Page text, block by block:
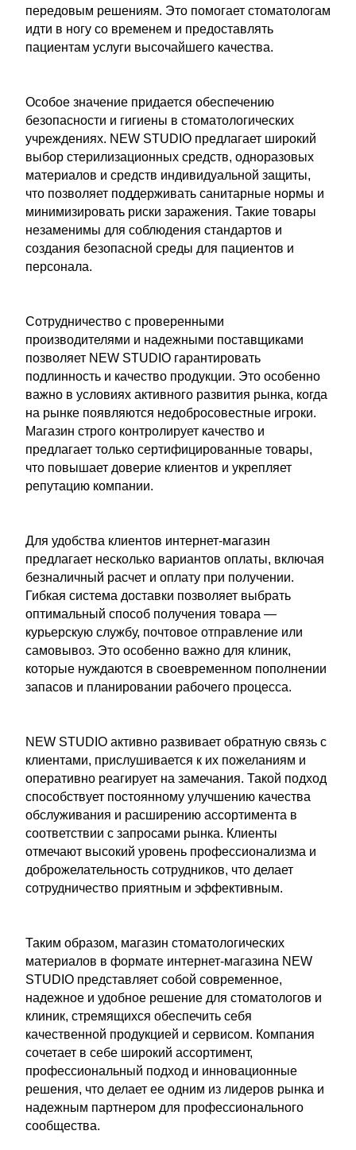
передовым решениям. Это помогает стоматологам
идти в ногу со временем и предоставлять
пациентам услуги высочайшего качества.
Особое значение придается обеспечению
безопасности и гигиены в стоматологических
учреждениях. NEW STUDIO предлагает широкий
выбор стерилизационных средств, одноразовых
материалов и средств индивидуальной защиты,
что позволяет поддерживать санитарные нормы и
минимизировать риски заражения. Такие товары
незаменимы для соблюдения стандартов и
создания безопасной среды для пациентов и
персонала.
Сотрудничество с проверенными
производителями и надежными поставщиками
позволяет NEW STUDIO гарантировать
подлинность и качество продукции. Это особенно
важно в условиях активного развития рынка, когда
на рынке появляются недобросовестные игроки.
Магазин строго контролирует качество и
предлагает только сертифицированные товары,
что повышает доверие клиентов и укрепляет
репутацию компании.
Для удобства клиентов интернет-магазин
предлагает несколько вариантов оплаты, включая
безналичный расчет и оплату при получении.
Гибкая система доставки позволяет выбрать
оптимальный способ получения товара —
курьерскую службу, почтовое отправление или
самовывоз. Это особенно важно для клиник,
которые нуждаются в своевременном пополнении
запасов и планировании рабочего процесса.
NEW STUDIO активно развивает обратную связь с
клиентами, прислушивается к их пожеланиям и
оперативно реагирует на замечания. Такой подход
способствует постоянному улучшению качества
обслуживания и расширению ассортимента в
соответствии с запросами рынка. Клиенты
отмечают высокий уровень профессионализма и
доброжелательность сотрудников, что делает
сотрудничество приятным и эффективным.
Таким образом, магазин стоматологических
материалов в формате интернет-магазина NEW
STUDIO представляет собой современное,
надежное и удобное решение для стоматологов и
клиник, стремящихся обеспечить себя
качественной продукцией и сервисом. Компания
сочетает в себе широкий ассортимент,
профессиональный подход и инновационные
решения, что делает ее одним из лидеров рынка и
надежным партнером для профессионального
сообщества.